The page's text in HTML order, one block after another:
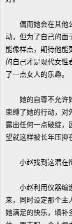
偶而她会在其他公
动，但为了自己的面
能像样点，期待他能
的自己才是现代女性
了一点女人的乐趣。
她的自尊不允许她
束缚了她的行动，对
露出任何一点破绽，
望就这样被长年压抑
小赵找到这潜在欲
小赵利用仪器编造
来，同时设定那个主
她满足的快乐，填补